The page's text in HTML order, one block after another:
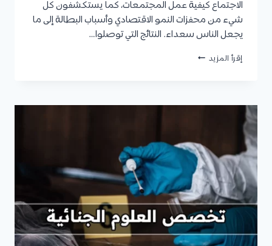
الاجتماع كيفية عمل المجتمعات، كما يستكشفون كل
شيء من محفزات النمو الاقتصادي وأسباب البطالة إلى ما
يجعل الناس سعداء. النتائج التي توصلوا…
إقرأ المزيد تخصص
المميزات،
مجالات
العمل،
مستقبل
التخصص،
وأفضل
الجامعات
العالمية
والعربية